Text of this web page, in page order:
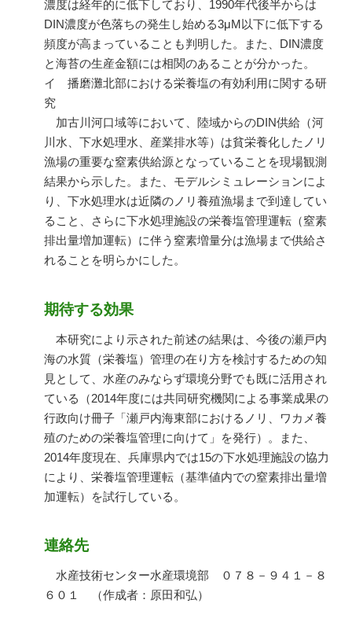
濃度は経年的に低下しており、1990年代後半からは
DIN濃度が色落ちの発生し始める3μM以下に低下する
頻度が高まっていることも判明した。また、DIN濃度
と海苔の生産金額には相関のあることが分かった。
イ 播磨灘北部における栄養塩の有効利用に関する研
究
加古川河口域等において、陸域からのDIN供給（河
川水、下水処理水、産業排水等）は貧栄養化したノリ
漁場の重要な窒素供給源となっていることを現場観測
結果から示した。また、モデルシミュレーションによ
り、下水処理水は近隣のノリ養殖漁場まで到達してい
ること、さらに下水処理施設の栄養塩管理運転（窒素
排出量増加運転）に伴う窒素増量分は漁場まで供給さ
れることを明らかにした。
期待する効果
本研究により示された前述の結果は、今後の瀬戸内
海の水質（栄養塩）管理の在り方を検討するための知
見として、水産のみならず環境分野でも既に活用され
ている（2014年度には共同研究機関による事業成果の
行政向け冊子「瀬戸内海東部におけるノリ、ワカメ養
殖のための栄養塩管理に向けて」を発行）。また、
2014年度現在、兵庫県内では15の下水処理施設の協力
により、栄養塩管理運転（基準値内での窒素排出量増
加運転）を試行している。
連絡先
水産技術センター水産環境部 ０７８－９４１－８
６０１ （作成者：原田和弘）